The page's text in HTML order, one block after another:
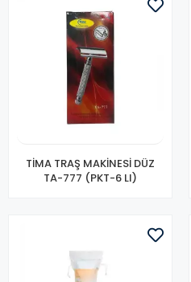
TİMA TRAŞ MAKİNESİ DÜZ
TA-777 (PKT-6 LI)